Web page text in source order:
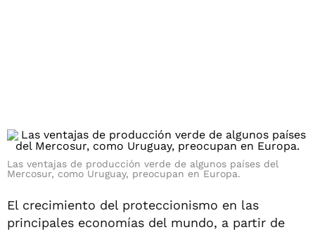
Las ventajas de producción verde de algunos países del
Mercosur, como Uruguay, preocupan en Europa.
El crecimiento del proteccionismo en las
principales economías del mundo, a partir de